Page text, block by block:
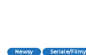
Newsy Seriale/Filmy